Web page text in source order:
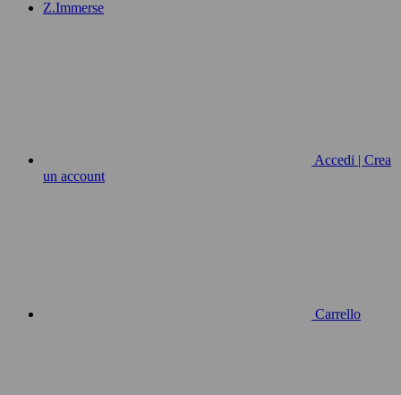
Z.Immerse
Accedi | Crea
un account
Carrello